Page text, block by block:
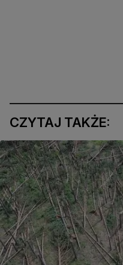
CZYTAJ TAKŻE: